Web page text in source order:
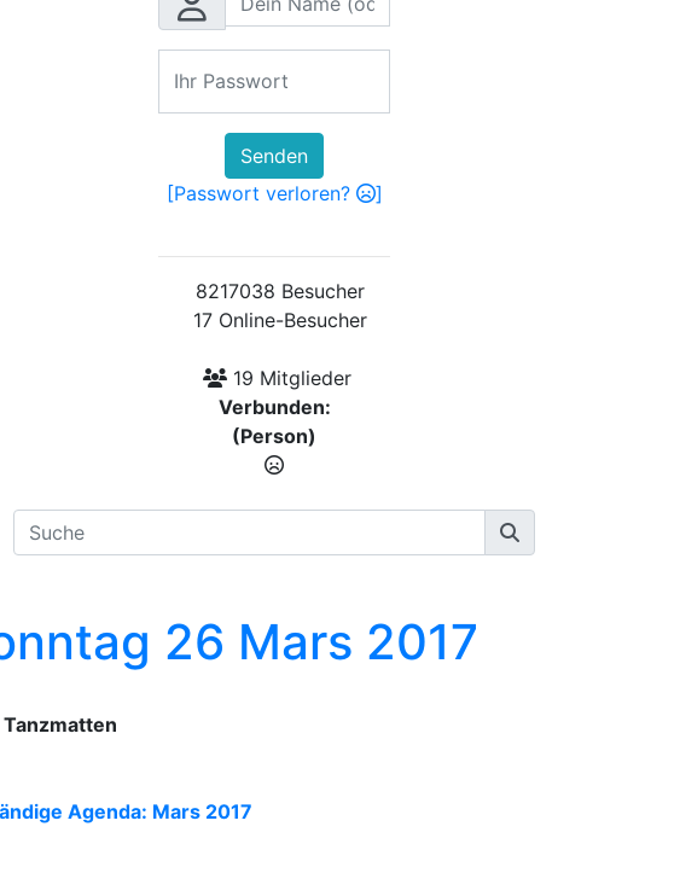
Senden
[Passwort verloren?
]
8217038 Besucher
17 Online-Besucher
19 Mitglieder
Verbunden:
(Person)
26 Mars 2017
Agenda: Mars 2017